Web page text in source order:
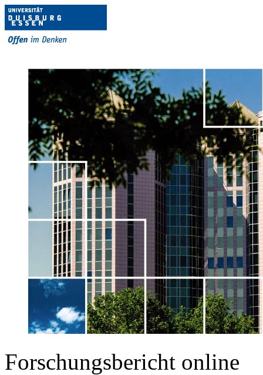
Forschungsbericht online